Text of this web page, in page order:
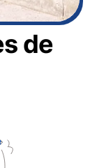
de